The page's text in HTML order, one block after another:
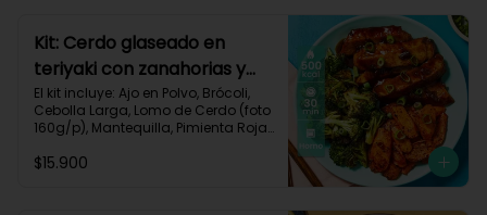
Kit: Cerdo glaseado en
teriyaki con zanahorias y
brócoli asados-125
El kit incluye: Ajo en Polvo, Brócoli,
Cebolla Larga, Lomo de Cerdo (foto
160g/p), Mantequilla, Pimienta Roja,
Impresa.
$15.900